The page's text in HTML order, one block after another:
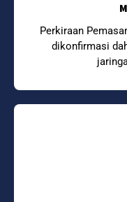
Perkiraan
dikonfirmasi